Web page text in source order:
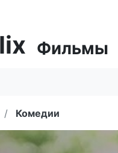
Фильмы
Комедии